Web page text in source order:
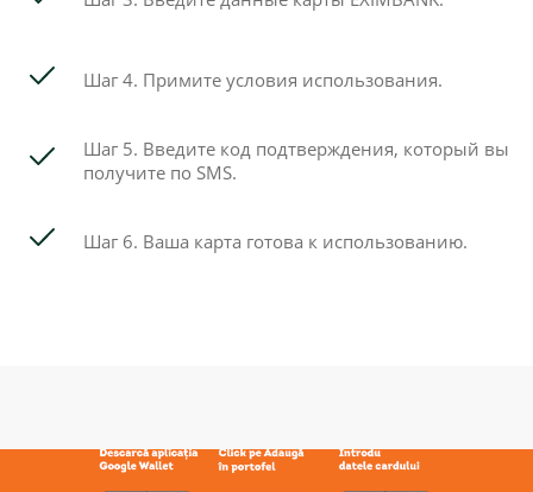
Шаг 4. Примите условия использования.
Шаг 5. Введите код подтверждения, который вы
получите по SMS.
Шаг 6. Ваша карта готова к использованию.